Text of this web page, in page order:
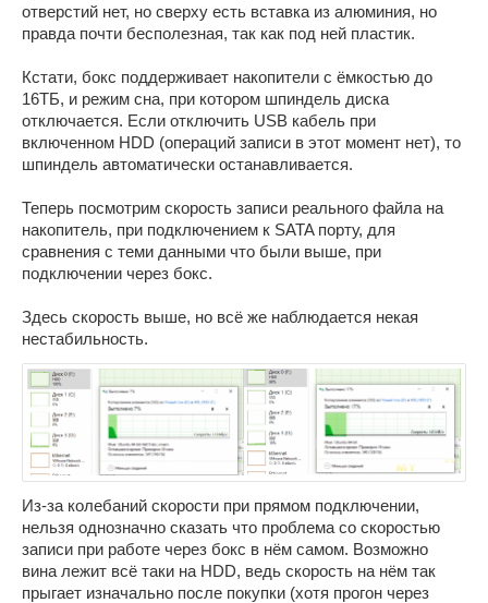
отверстий нет, но сверху есть вставка из алюминия, но
правда почти бесполезная, так как под ней пластик.
Кстати, бокс поддерживает накопители с ёмкостью до
16ТБ, и режим сна, при котором шпиндель диска
отключается. Если отключить USB кабель при
включенном HDD (операций записи в этот момент нет), то
шпиндель автоматически останавливается.
Теперь посмотрим скорость записи реального файла на
накопитель, при подключением к SATA порту, для
сравнения с теми данными что были выше, при
подключении через бокс.
Здесь скорость выше, но всё же наблюдается некая
нестабильность.
Из-за колебаний скорости при прямом подключении,
нельзя однозначно сказать что проблема со скоростью
записи при работе через бокс в нём самом. Возможно
вина лежит всё таки на HDD, ведь скорость на нём так
прыгает изначально после покупки (хотя прогон через